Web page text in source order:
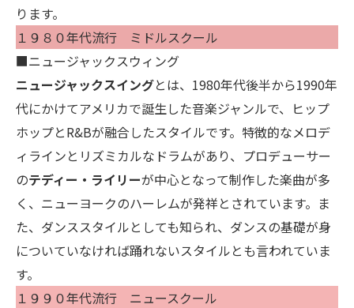
ります。
１９８０年代流行 ミドルスクール
■ニュージャックスウィング
ニュージャックスイングとは、1980年代後半から1990年
代にかけてアメリカで誕生した音楽ジャンルで、ヒップ
ホップとR&Bが融合したスタイルです。特徴的なメロデ
ィラインとリズミカルなドラムがあり、プロデューサー
のテディー・ライリーが中心となって制作した楽曲が多
く、ニューヨークのハーレムが発祥とされています。ま
た、ダンススタイルとしても知られ、ダンスの基礎が身
についていなければ踊れないスタイルとも言われていま
す。
１９９０年代流行 ニュースクール